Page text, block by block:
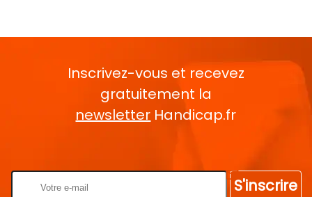
Inscrivez-vous et recevez
gratuitement la
newsletter Handicap.fr
S'inscrire